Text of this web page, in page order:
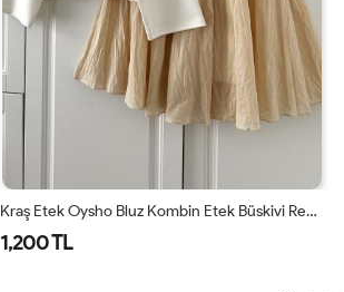
Kraş Etek Oysho Bluz Kombin Lacivert Beyaz Ekru Lacivert
1,200 TL